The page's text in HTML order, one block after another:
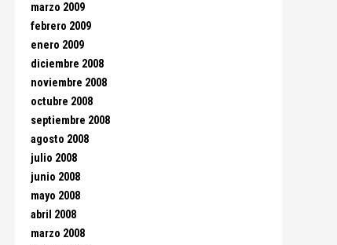
marzo 2009
febrero 2009
enero 2009
diciembre 2008
noviembre 2008
octubre 2008
septiembre 2008
agosto 2008
julio 2008
junio 2008
mayo 2008
abril 2008
marzo 2008